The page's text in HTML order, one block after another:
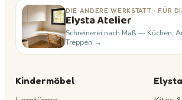
DIE ANDERE WERKSTATT · FÜR
Elysta Atelier
Schreinerei nach Maß — Küchen,
Treppen →
Kindermöbel
Elysta